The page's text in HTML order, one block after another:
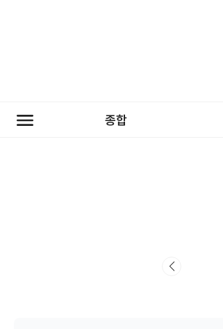
종합